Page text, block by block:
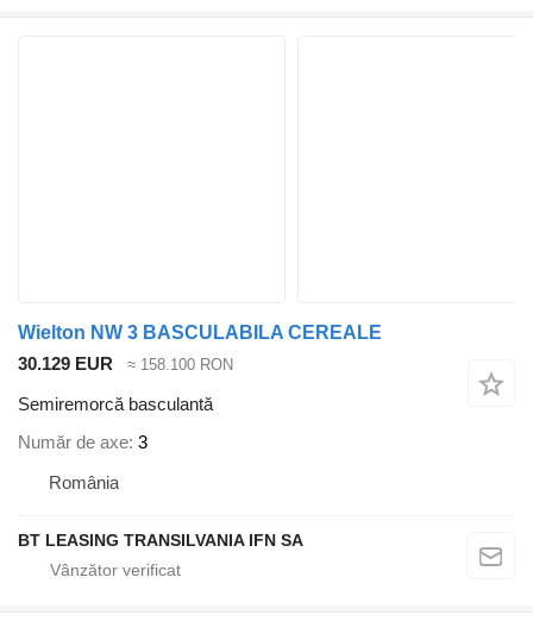
Wielton NW 3 BASCULABILA CEREALE
30.129 EUR
≈ 158.100 RON
Semiremorcă basculantă
Număr de axe 3
România
BT LEASING TRANSILVANIA IFN SA